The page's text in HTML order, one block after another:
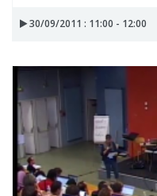
30/09/2011 : 11:00 - 12:00